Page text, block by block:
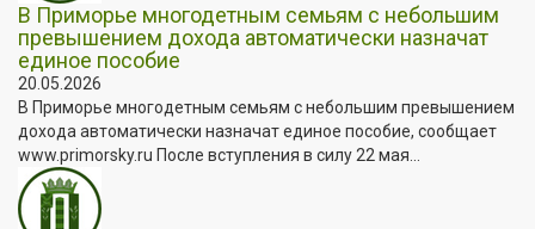
В Приморье многодетным семьям с небольшим
превышением дохода автоматически назначат
единое пособие
20.05.2026
В Приморье многодетным семьям с небольшим превышением
дохода автоматически назначат единое пособие, сообщает
www.primorsky.ru После вступления в силу 22 мая...